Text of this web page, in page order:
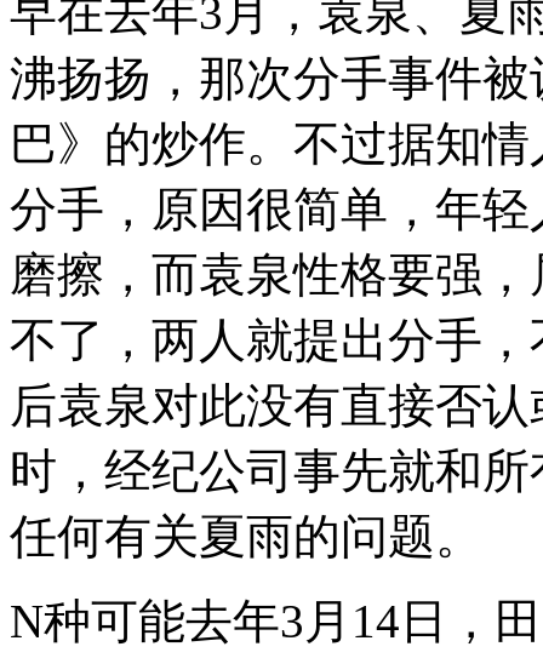
早在去年3月，袁泉、夏
沸扬扬，那次分手事件
巴》的炒作。不过据知
分手，原因很简单，年
磨擦，而袁泉性格要强
不了，两人就提出分手
后袁泉对此没有直接否
时，经纪公司事先就和
任何有关夏雨的问题。
N种可能去年3月14日，